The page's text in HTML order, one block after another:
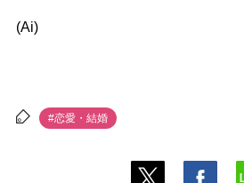
(Ai)
#恋愛・結婚